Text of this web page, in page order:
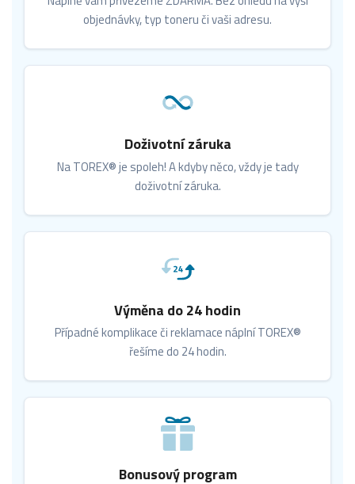
objednávky, typ toneru či vaši adresu.
Doživotní záruka
Na TOREX® je spoleh! A kdyby něco, vždy je tady
doživotní záruka.
Výměna do 24 hodin
Případné komplikace či reklamace náplní TOREX®
řešíme do 24 hodin.
Bonusový program